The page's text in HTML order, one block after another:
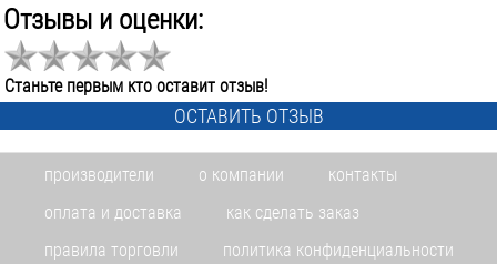
Отзывы и оценки:
Станьте первым кто оставит отзыв!
ОСТАВИТЬ ОТЗЫВ
производители о компании
контакты
оплата и доставка
как сделать заказ
правила торговли
политика конфиденциальности